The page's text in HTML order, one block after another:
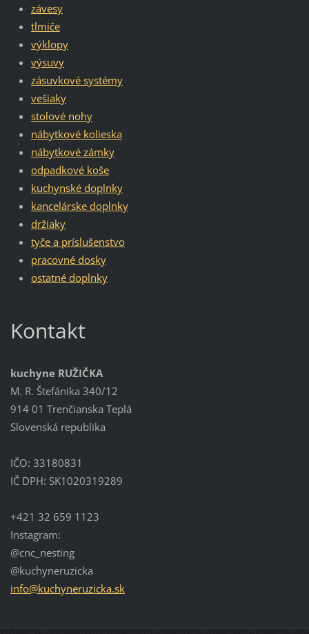
závesy
tlmiče
výklopy
výsuvy
zásuvkové systémy
vešiaky
stolové nohy
nábytkové kolieska
nábytkové zámky
odpadkové koše
kuchynské doplnky
kancelárske doplnky
držiaky
tyče a príslušenstvo
pracovné dosky
ostatné doplnky
Kontakt
kuchyne RUŽIČKA
M. R. Štefánika 340/12
914 01 Trenčianska Teplá
Slovenská republika
IČO: 33180831
IČ DPH: SK1020319289
+421 32 659 1123
Instagram:
@cnc_nesting
@kuchyneruzicka
info@kuchyneruzicka.sk